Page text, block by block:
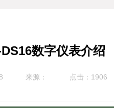
数字仪表介绍
来源： 点击：1906